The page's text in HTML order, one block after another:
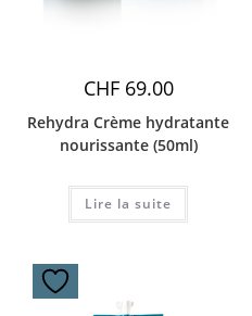
CHF69.00
Rehydra Crème hydratante
nourissante (50ml)
Lire la suite